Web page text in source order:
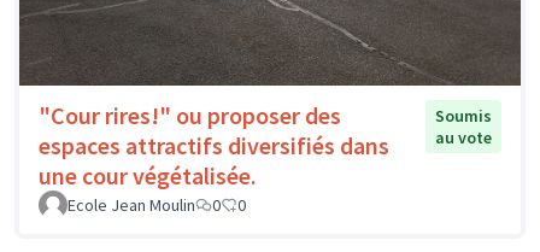
"Cour rires!" ou proposer des
espaces attractifs diversifiés dans
une cour végétalisée.
Soumis
au vote
Ecole Jean Moulin 0 0